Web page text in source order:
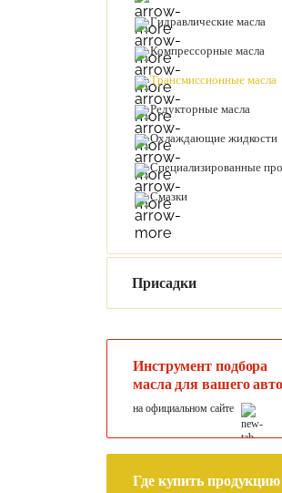
Гидравлические масла
Компрессорные масла
Трансмиссионные масла
Редукторные масла
Охлаждающие жидкости
Специализированные
Смазки
Присадки
Инструмент подбора
масла для вашего авто
на официальном сайте
Где купить